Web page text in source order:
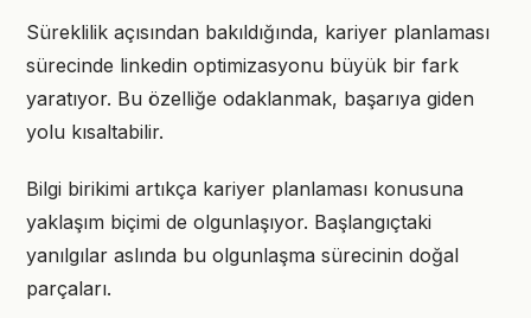
Süreklilik açısından bakıldığında, kariyer planlaması
sürecinde linkedin optimizasyonu büyük bir fark
yaratıyor. Bu özelliğe odaklanmak, başarıya giden
yolu kısaltabilir.
Bilgi birikimi artıkça kariyer planlaması konusuna
yaklaşım biçimi de olgunlaşıyor. Başlangıçtaki
yanılgılar aslında bu olgunlaşma sürecinin doğal
parçaları.